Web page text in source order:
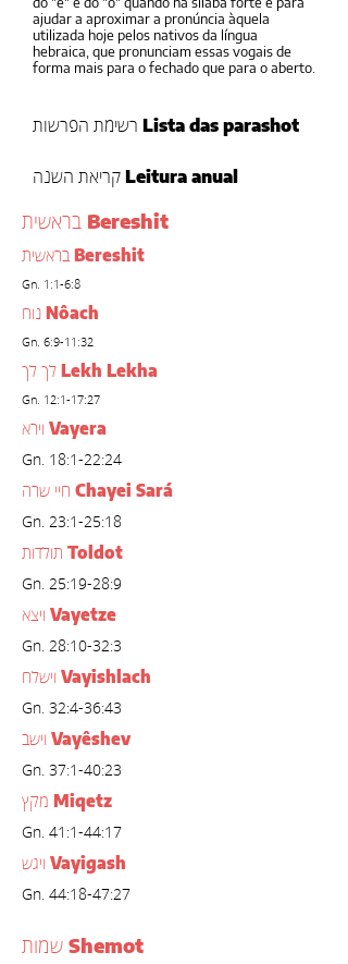
ajudar a aproximar a pronúncia àquela
utilizada hoje pelos nativos da língua
hebraica, que pronunciam essas vogais de
forma mais para o fechado que para o aberto.
רשימת הפרשות Lista das parashot
קריאת השנה Leitura anual
בראשית Bereshit
בראשית Bereshit
Gn. 1:1-6:8
נוח Nôach
Gn. 6:9-11:32
Lekh Lekha
Gn. 12:1-17:27
וירא Vayera
Gn. 18:1-22:24
חיי שרה Chayei Sará
Gn. 23:1-25:18
תולדות Toldot
Gn. 25:19-28:9
ויצא Vayetze
Gn. 28:10-32:3
וישלח Vayishlach
Gn. 32:4-36:43
וישב Vayêshev
Gn. 37:1-40:23
מקץ Miqetz
Gn. 41:1-44:17
ויגש Vayigash
Gn. 44:18-47:27
שמות Shemot